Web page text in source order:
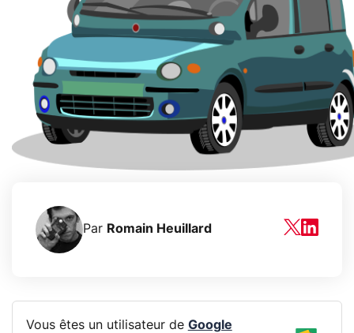
Par Romain Heuillard
Vous êtes un utilisateur de Google